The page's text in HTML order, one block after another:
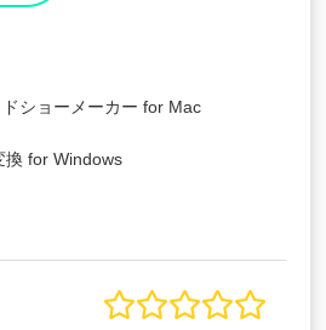
ショーメーカー for Mac
換 for Windows